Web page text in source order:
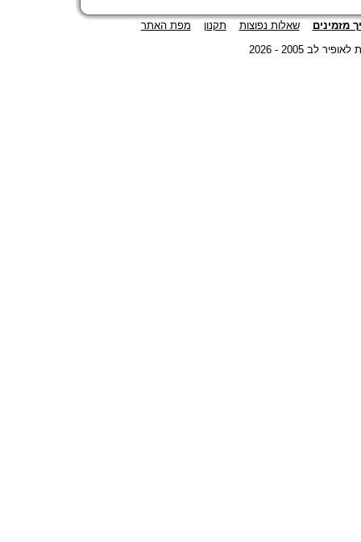
מזמינים שאלות נפוצות תקנון
מפת האתר
2005 - 2026